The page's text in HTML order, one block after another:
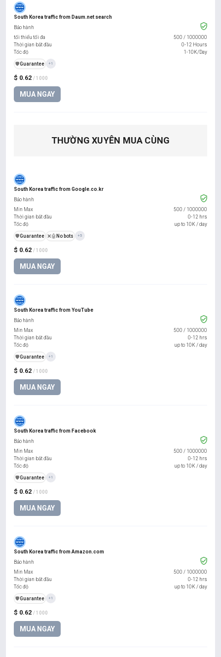
South Korea traffic from Daum.net search
$ 0.62 / 1000
MUA NGAY
Bảo hành
tối thiểu tối đa
500 / 1000000
Thời gian bắt đầu
0-12 Hours
Tốc độ
1-10K/Day
️🛡️Guarantee +1
THƯỜNG XUYÊN MUA CÙNG
South Korea traffic from Google.co.kr
$ 0.62 / 1000
MUA NGAY
Bảo hành
Min Max
500 / 1000000
Thời gian bắt đầu
0-12 hrs
Tốc độ
up to 10K / day
️🛡️Guarantee ❌🤖 No bots +5
South Korea traffic from YouTube
$ 0.62 / 1000
MUA NGAY
Bảo hành
Min Max
500 / 1000000
Thời gian bắt đầu
0-12 hrs
Tốc độ
up to 10K / day
️🛡️Guarantee +1
South Korea traffic from Facebook
$ 0.62 / 1000
MUA NGAY
Bảo hành
Min Max
500 / 1000000
Thời gian bắt đầu
0-12 hrs
Tốc độ
up to 10K / day
️🛡️Guarantee +1
South Korea traffic from Amazon.com
$ 0.62 / 1000
MUA NGAY
Bảo hành
Min Max
500 / 1000000
Thời gian bắt đầu
0-12 hrs
Tốc độ
up to 10K / day
️🛡️Guarantee +1